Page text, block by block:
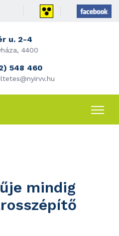
u. 2-4
4400
548 460
mindig